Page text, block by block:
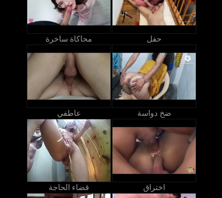
محاكاة ساخرة حفل
عاطفي ضخ دواسة
قضاء الحاجة اختراق